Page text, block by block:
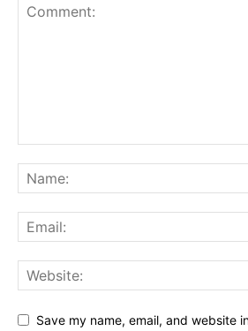
Save my name, email, and website